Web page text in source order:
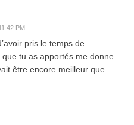
PM
pris le temps de
que tu as apportés me donne
être encore meilleur que